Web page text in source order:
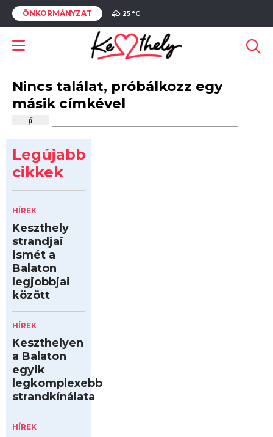
ÖNKORMÁNYZAT 25 °C
Nincs találat, próbálkozz egy
másik címkével
Legújabb
cikkek
HÍREK
Keszthely
strandjai
ismét a
Balaton
legjobbjai
között
HÍREK
Keszthelyen
a Balaton
egyik
legkomplexebb
strandkínálata
HÍREK